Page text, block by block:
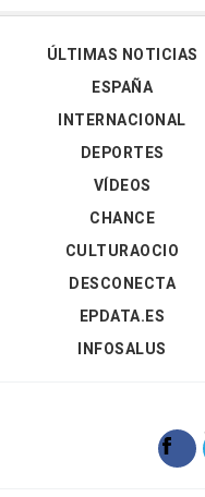
ÚLTIMAS NOTICIAS
ESPAÑA
INTERNACIONAL
DEPORTES
VÍDEOS
CHANCE
CULTURAOCIO
DESCONECTA
EPDATA.ES
INFOSALUS